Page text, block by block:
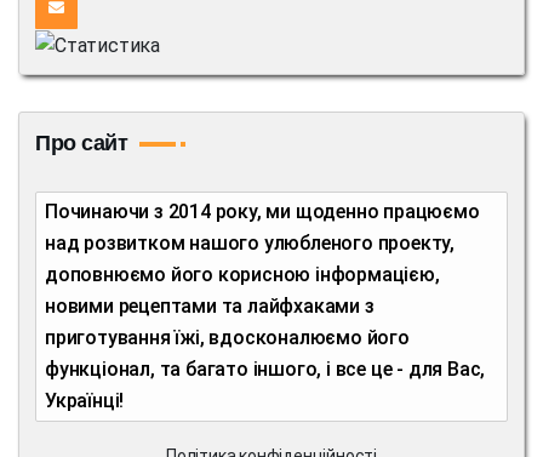
Про сайт
Починаючи з 2014 року, ми щоденно працюємо
над розвитком нашого улюбленого проекту,
доповнюємо його корисною інформацією,
новими рецептами та лайфхаками з
приготування їжі, вдосконалюємо його
функціонал, та багато іншого, і все це - для Вас,
Українці!